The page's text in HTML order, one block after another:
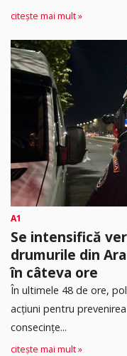
citește mai mult »
A1
Se intensifică
drumurile din
în câteva ore
În ultimele 48 de ore,
acțiuni pentru
consecințe...
citește mai mult »